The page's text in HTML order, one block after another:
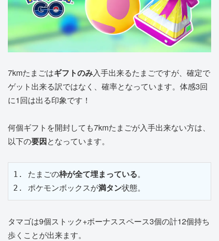
7kmたまごはギフトのみ入手出来るたまごですが、確定で
ゲット出来る訳ではなく、確率となっています。体感3回
に1回は出る印象です！
何個ギフトを開封しても7kmたまごが入手出来ない方は、
以下の要因となっています。
1. たまごの枠が全て埋まっている。
2. ポケモンボックスが満タン状態。
タマゴは9個ストック+ボーナススペース3個の計12個持ち
歩くことが出来ます。